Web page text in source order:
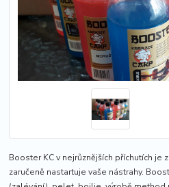
Booster KC v nejrůznějších příchutích je
zaručeně nastartuje vaše nástrahy.